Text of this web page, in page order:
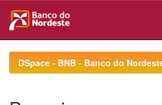
navigationDSpace - BNB - Banco do